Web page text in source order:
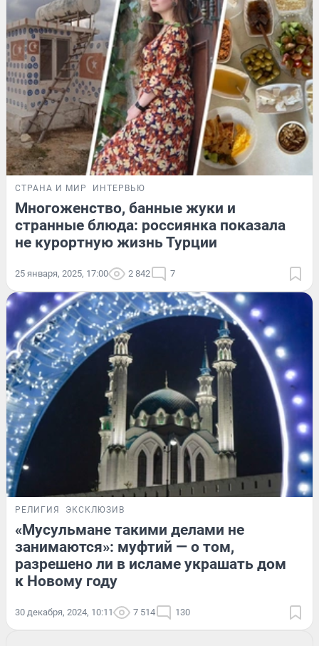
СТРАНА И МИР ИНТЕРВЬЮ
Многоженство, банные жуки и
странные блюда: россиянка показала
не курортную жизнь Турции
25 января, 2025, 17:00 2 842 7
РЕЛИГИЯ ЭКСКЛЮЗИВ
«Мусульмане такими делами не
занимаются»: муфтий — о том,
разрешено ли в исламе украшать дом
к Новому году
30 декабря, 2024, 10:11 7 514 130